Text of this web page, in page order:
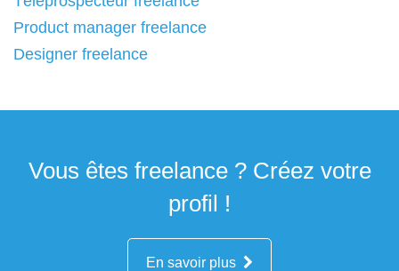
Product manager freelance
Designer freelance
Vous êtes freelance ? Créez votre
profil !
En savoir plus